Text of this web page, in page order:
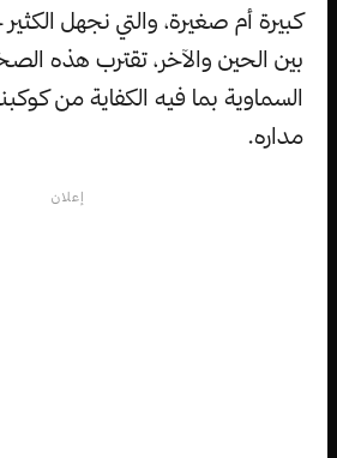
كبيرة أم صغيرة، والتي نجهل
بين الحين والآخر، تقترب هذه
السماوية بما فيه الكفاية من
مداره.
إعلان